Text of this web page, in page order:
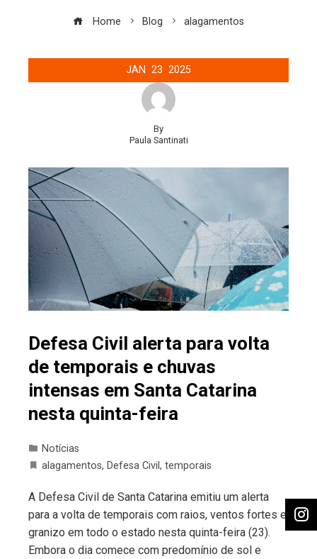
Home Blog alagamentos
JAN 23 2025
By
Paula Santinati
Defesa Civil alerta para volta
de temporais e chuvas
intensas em Santa Catarina
nesta quinta-feira
Notícias
alagamentos, Defesa Civil , temporais
A Defesa Civil de Santa Catarina emitiu um alerta
para a volta de temporais com raios, ventos fortes e
granizo em todo o estado nesta quinta-feira (23).
Embora o dia comece com predomínio de sol e